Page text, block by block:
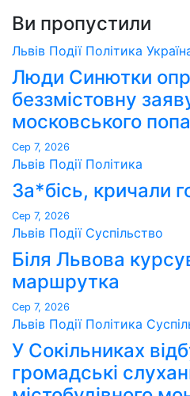
Ви пропустили
Львів Події Політика
Люди Синютки
беззмістовну
московського
Сер 7, 2026
Львів Події Політика
За*бісь, кричали
Сер 7, 2026
Львів Події Суспільство
Біля Львова
маршрутка
Сер 7, 2026
Львів Події Політика
У Сокільниках
громадські